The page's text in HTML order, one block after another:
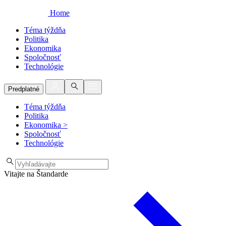
Home
Téma týždňa
Politika
Ekonomika
Spoločnosť
Technológie
Predplatné
Téma týždňa
Politika
Ekonomika >
Spoločnosť
Technológie
Vitajte na Štandarde